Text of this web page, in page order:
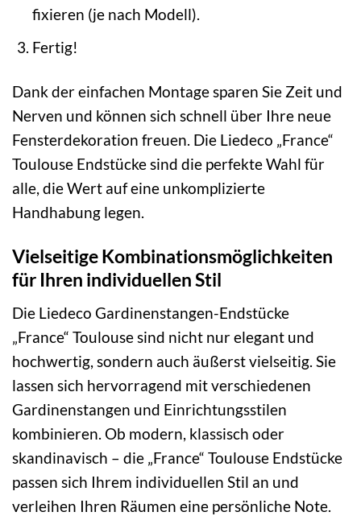
fixieren (je nach Modell).
Fertig!
Dank der einfachen Montage sparen Sie Zeit und
Nerven und können sich schnell über Ihre neue
Fensterdekoration freuen. Die Liedeco „France“
Toulouse Endstücke sind die perfekte Wahl für
alle, die Wert auf eine unkomplizierte
Handhabung legen.
Vielseitige Kombinationsmöglichkeiten
für Ihren individuellen Stil
Die Liedeco Gardinenstangen-Endstücke
„France“ Toulouse sind nicht nur elegant und
hochwertig, sondern auch äußerst vielseitig. Sie
lassen sich hervorragend mit verschiedenen
Gardinenstangen und Einrichtungsstilen
kombinieren. Ob modern, klassisch oder
skandinavisch – die „France“ Toulouse Endstücke
passen sich Ihrem individuellen Stil an und
verleihen Ihren Räumen eine persönliche Note.